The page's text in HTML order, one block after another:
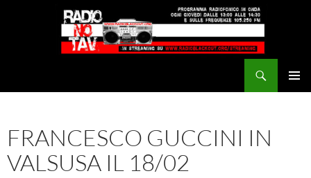
FRANCESCO GUCCINI IN
VALSUSA IL 18/02